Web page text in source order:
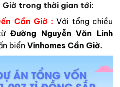
Giờ trong thời gian tới:
Cần Giờ :Với tổng chiều
Đường Nguyễn Văn Linh
biển Vinhomes Cần Giờ.